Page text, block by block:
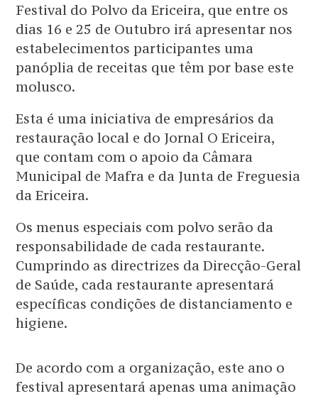
Festival do Polvo da Ericeira, que entre os
dias 16 e 25 de Outubro irá apresentar nos
estabelecimentos participantes uma
panóplia de receitas que têm por base este
molusco.
Esta é uma iniciativa de empresários da
restauração local e do Jornal O Ericeira,
que contam com o apoio da Câmara
Municipal de Mafra e da Junta de Freguesia
da Ericeira.
Os menus especiais com polvo serão da
responsabilidade de cada restaurante.
Cumprindo as directrizes da Direcção-Geral
de Saúde, cada restaurante apresentará
específicas condições de distanciamento e
higiene.
De acordo com a organização, este ano o
festival apresentará apenas uma animação